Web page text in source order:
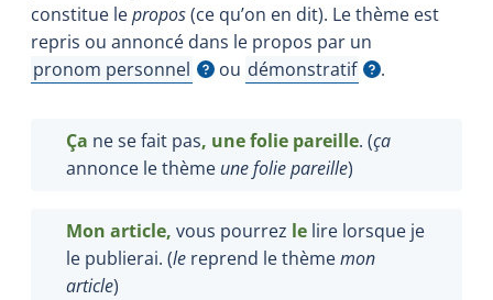
constitue lepropos(ce qu’on en dit). Le thème est
repris ou annoncé dans le propos par un
pronom personnel
Afficher l'infobulle ou démonstratif
Afficher l'infobulle
.
Ça ne se fait pas, une folie pareille. (ça
annonce le thème une folie pareille)
Mon article, vous pourrez le lire lorsque je
le publierai. (le reprend le thèmemon
article)